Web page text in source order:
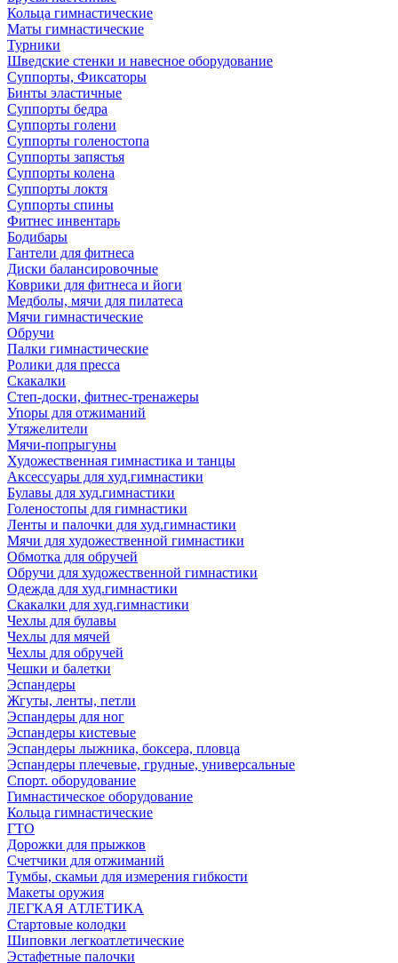
Кольца гимнастические
Маты гимнастические
Турники
Шведские стенки и навесное оборудование
Суппорты, Фиксаторы
Бинты эластичные
Суппорты бедра
Суппорты голени
Суппорты голеностопа
Суппорты запястья
Суппорты колена
Суппорты локтя
Суппорты спины
Фитнес инвентарь
Бодибары
Гантели для фитнеса
Диски балансировочные
Коврики для фитнеса и йоги
Медболы, мячи для пилатеса
Мячи гимнастические
Обручи
Палки гимнастические
Ролики для пресса
Скакалки
Степ-доски, фитнес-тренажеры
Упоры для отжиманий
Утяжелители
Мячи-попрыгуны
Художественная гимнастика и танцы
Аксессуары для худ.гимнастики
Булавы для худ.гимнастики
Голеностопы для гимнастики
Ленты и палочки для худ.гимнастики
Мячи для художественной гимнастики
Обмотка для обручей
Обручи для художественной гимнастики
Одежда для худ.гимнастики
Скакалки для худ.гимнастики
Чехлы для булавы
Чехлы для мячей
Чехлы для обручей
Чешки и балетки
Эспандеры
Жгуты, ленты, петли
Эспандеры для ног
Эспандеры кистевые
Эспандеры лыжника, боксера, пловца
Эспандеры плечевые, грудные, универсальные
Спорт. оборудование
Гимнастическое оборудование
Кольца гимнастические
ГТО
Дорожки для прыжков
Счетчики для отжиманий
Тумбы, скамьи для измерения гибкости
Макеты оружия
ЛЕГКАЯ АТЛЕТИКА
Стартовые колодки
Шиповки легкоатлетические
Эстафетные палочки